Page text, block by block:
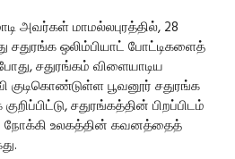
அவர்கள் மாமல்லபுரத்தில், 28
ஒலிம்பியாட் போட்டிகளைத்
சதுரங்கம் விளையாடிய
குடிகொண்டுள்ள பூவனூர் சதுரங்க
சதுரங்கத்தின் பிறப்பிடம்
உலகத்தின் கவனத்தைத்